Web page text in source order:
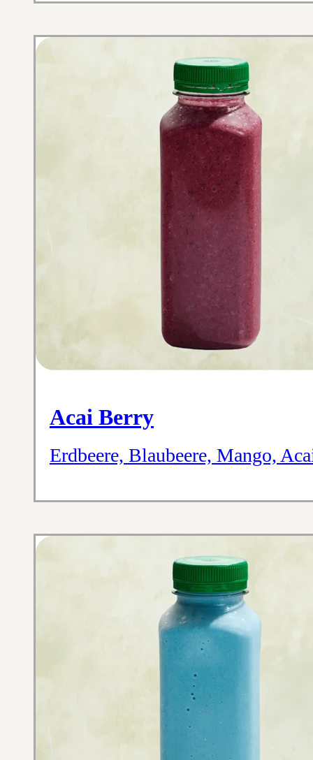
Acai Berry
Erdbeere, Blaubeere, Mango,